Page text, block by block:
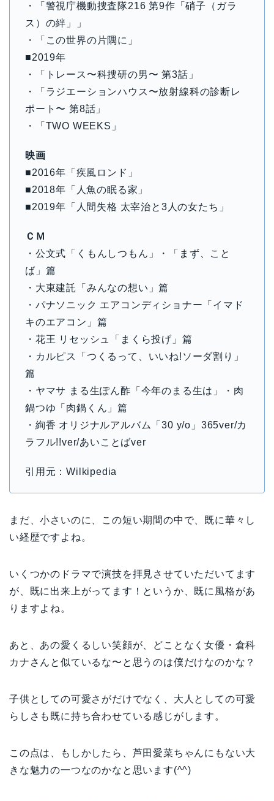
・「警視庁機動捜査隊216 第9作「硝子（ガラ
ス）の絆」」
・「この世界の片隅に」
■2019年
・「トレース〜科捜研の男〜 第3話」
・「ラジエーションハウス〜放射線科の診断レ
ポート〜 第8話」
・「TWO WEEKS」
映画
■2016年「疾風ロンド」
■2018年「人魚の眠る家」
■2019年「人間失格 太宰治と3人の女たち」
ＣＭ
・公文式「くもんしつもん」・「まず、こと
ば」篇
・大東建託「みんなの想い」篇
・パナソニック エアコンディショナー「イマド
キのエアコン」篇
・花王 リセッシュ「まくら投げ」篇
・カルピス「つくるって、いいね!ソーダ割り」
篇
・ヤマサ まる生ぽん酢「今年のまる生は」・肉
鍋つゆ「肉鍋くん」篇
・絢香 オリジナルアルバム「30 y/o」365ver/カ
ラフル!!ver/あいことばver
引用元：Wilkipedia
まだ、小さいのに、この短い期間の中で、既に華々し
い経歴ですよね。
いくつかのドラマで演技を拝見させていただいてます
が、既に出来上がってます！というか、既に風格があ
りますよね。
あと、あの愛くるしい笑顔が、どことなく女優・倉科
カナさんと似ているな〜と思うのは僕だけなのかな？
子供としての可愛さがだけでなく、大人としての可愛
らしさも既に持ち合わせている感じがします。
この点は、もしかしたら、芦田愛菜ちゃんにもない大
きな魅力の一つなのかなと思います(^^)